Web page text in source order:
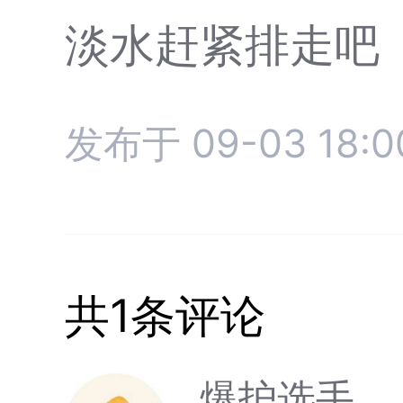
淡水赶紧排走吧
发布于 09-03
共1条评论